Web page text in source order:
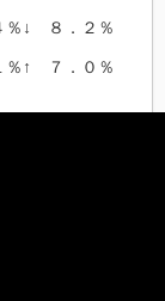
↓ ８．２％
７．０％